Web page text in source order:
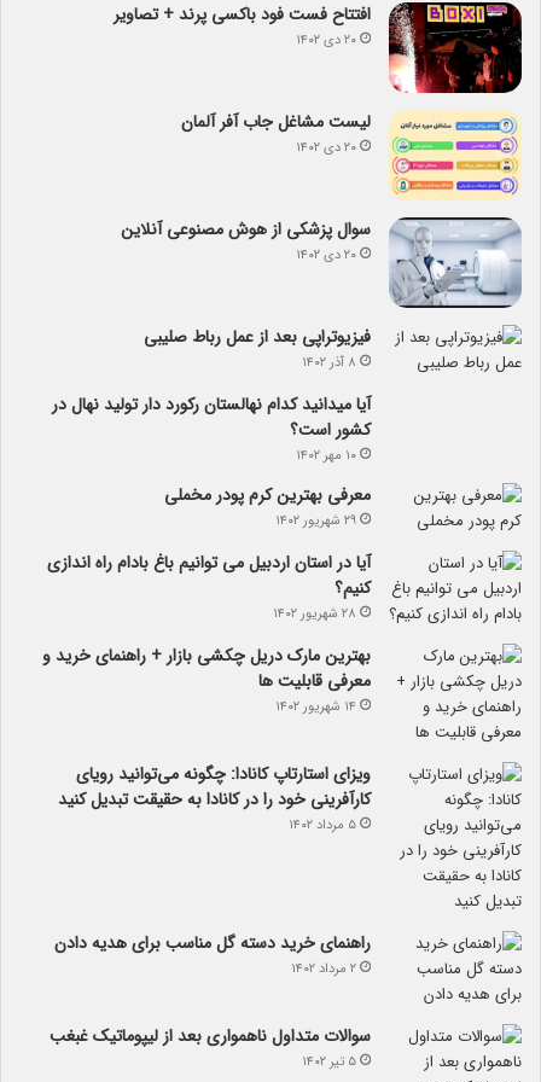
افتتاح فست فود باکسی پرند + تصاویر
۲۰ دی ۱۴۰۲
لیست مشاغل جاب آفر آلمان
۲۰ دی ۱۴۰۲
سوال پزشکی از هوش مصنوعی آنلاین
۲۰ دی ۱۴۰۲
فیزیوتراپی بعد از عمل رباط صلیبی
۸ آذر ۱۴۰۲
آیا می­دانید کدام نهالستان رکورد دار تولید نهال­ در
کشور است؟
۱۰ مهر ۱۴۰۲
معرفی بهترین کرم پودر مخملی
۲۹ شهریور ۱۴۰۲
آیا در استان اردبیل می توانیم باغ بادام راه اندازی
کنیم؟
۲۸ شهریور ۱۴۰۲
بهترین مارک دریل چکشی بازار + راهنمای خرید و
معرفی قابلیت ها
۱۴ شهریور ۱۴۰۲
ویزای استارتاپ کانادا: چگونه می‌توانید رویای
کارآفرینی خود را در کانادا به حقیقت تبدیل کنید
۵ مرداد ۱۴۰۲
راهنمای خرید دسته گل مناسب برای هدیه دادن
۲ مرداد ۱۴۰۲
سوالات متداول ناهمواری بعد از لیپوماتیک غبغب
۵ تیر ۱۴۰۲